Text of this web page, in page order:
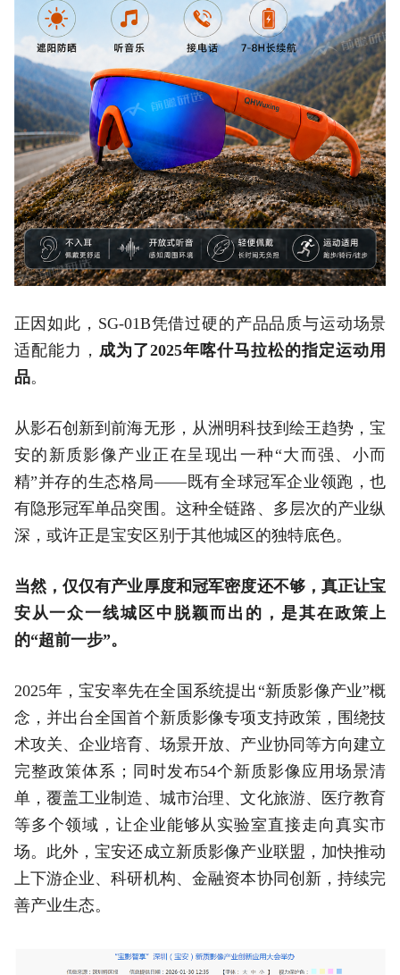
正因如此，SG-01B凭借过硬的产品品质与运动场景
适配能力， 成为了2025年喀什马拉松的指定运动用
品。
从影石创新到前海无形，从洲明科技到绘王趋势，宝
安的新质影像产业正在呈现出一种“大而强、小而
精”并存的生态格局——既有全球冠军企业领跑，也
有隐形冠军单品突围。这种全链路、多层次的产业纵
深，或许正是宝安区别于其他城区的独特底色。
当然，仅仅有产业厚度和冠军密度还不够，真正让宝
安从一众一线城区中脱颖而出的，是其在政策上
的“超前一步”。
2025年，宝安率先在全国系统提出“新质影像产业”概
念，并出台全国首个新质影像专项支持政策，围绕技
术攻关、企业培育、场景开放、产业协同等方向建立
完整政策体系；同时发布54个新质影像应用场景清
单，覆盖工业制造、城市治理、文化旅游、医疗教育
等多个领域，让企业能够从实验室直接走向真实市
场。此外，宝安还成立新质影像产业联盟，加快推动
上下游企业、科研机构、金融资本协同创新，持续完
善产业生态。